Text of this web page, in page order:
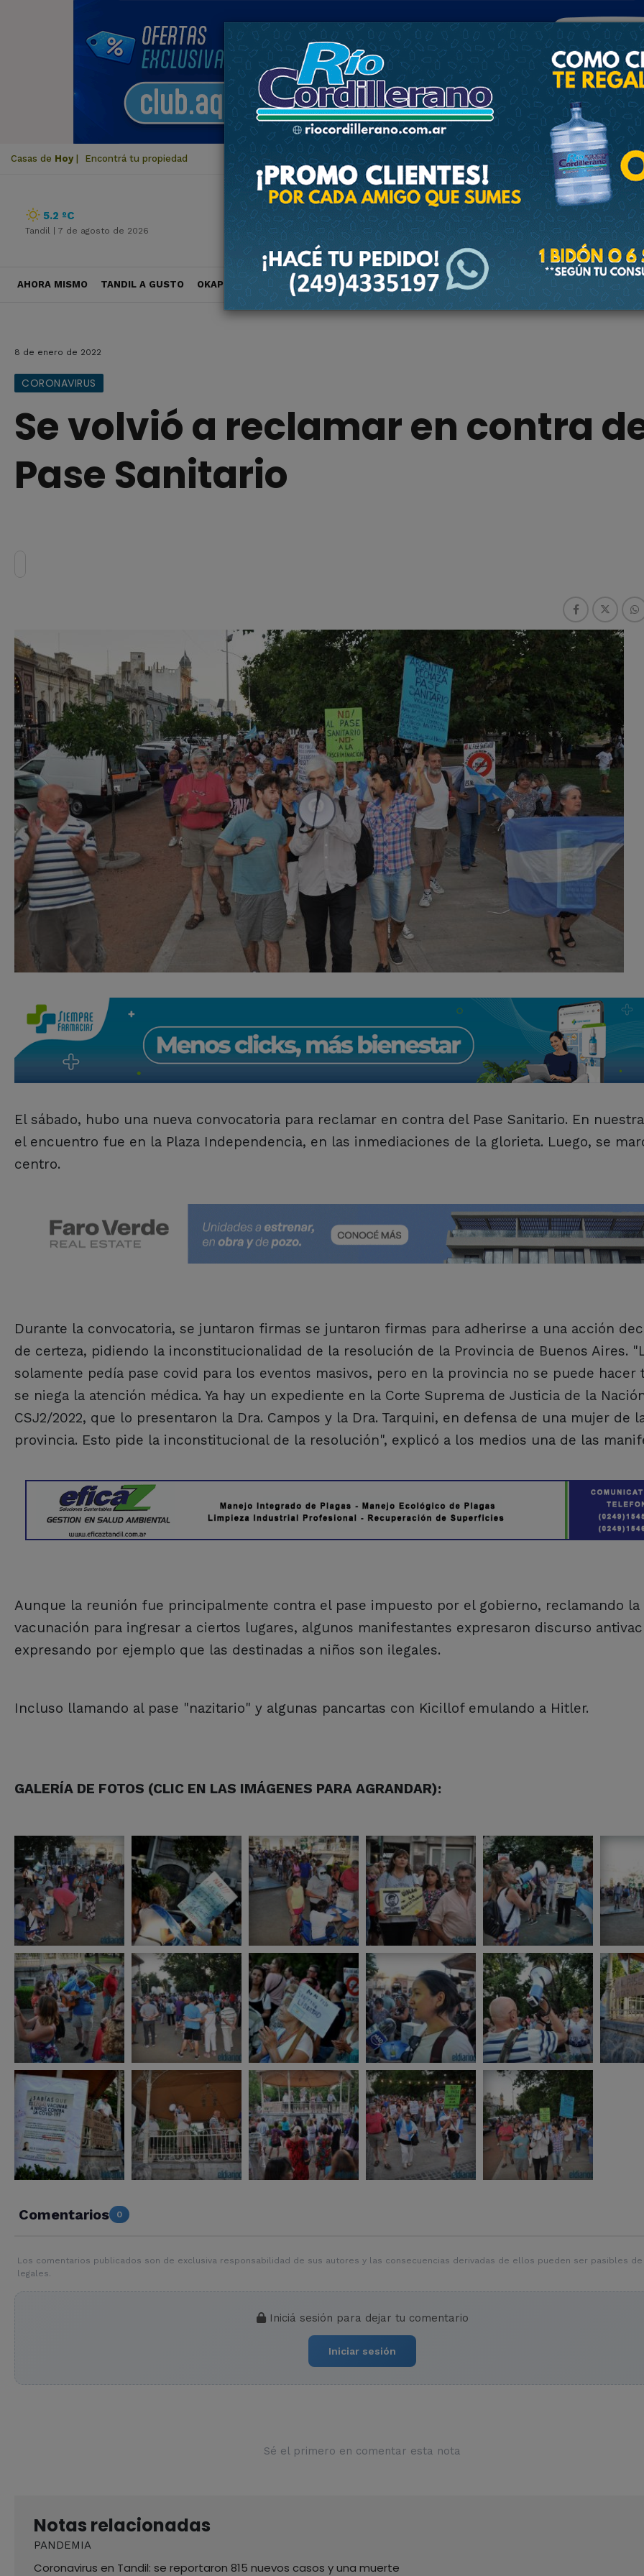
Casas de Hoy Encontrá tu propiedad
5.2 ºC
Tandil | 7 de agosto de 2026
AHORA MISMO TANDIL A GUSTO OKAPI VIAJES POLÍTICA POLICIALES DEPORTES SOCIEDAD NACIONALES
8 de enero de 2022
CORONAVIRUS
Se volvió a reclamar en contra
Pase Sanitario
El sábado, hubo una nueva convocatoria para reclamar en contra del Pase Sanitario. En
el encuentro fue en la Plaza Independencia, en las inmediaciones de la glorieta. Luego, se
centro.
Durante la convocatoria, se juntaron firmas se juntaron firmas para adherirse a una acción
de certeza, pidiendo la inconstitucionalidad de la resolución de la Provincia de Buenos Aires.
solamente pedía pase covid para los eventos masivos, pero en la provincia no se puede hacer
se niega la atención médica. Ya hay un expediente en la Corte Suprema de Justicia de la
CSJ2/2022, que lo presentaron la Dra. Campos y la Dra. Tarquini, en defensa de una mujer de
provincia. Esto pide la inconstitucional de la resolución", explicó a los medios una de las
Aunque la reunión fue principalmente contra el pase impuesto por el gobierno, reclamando la
vacunación para ingresar a ciertos lugares, algunos manifestantes expresaron discurso
expresando por ejemplo que las destinadas a niños son ilegales.
Incluso llamando al pase "nazitario" y algunas pancartas con Kicillof emulando a Hitler.
GALERÍA DE FOTOS (CLIC EN LAS IMÁGENES PARA AGRANDAR):
Comentarios 0
Los comentarios publicados son de exclusiva responsabilidad de sus autores y las consecuencias derivadas de ellos pueden ser pasibles de
legales.
Iniciá sesión para dejar tu comentario
Iniciar sesión
Sé el primero en comentar esta nota
Notas relacionadas
PANDEMIA
Coronavirus en Tandil: se reportaron 815 nuevos casos y una muerte